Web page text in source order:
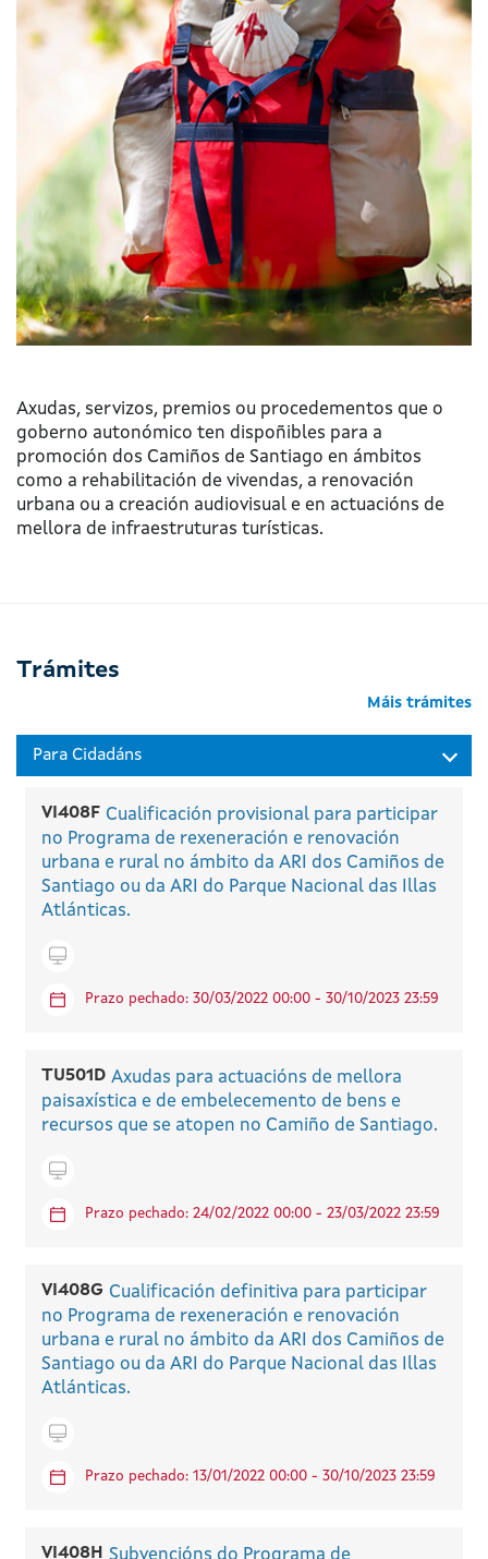
Axudas, servizos, premios ou procedementos que o
goberno autonómico ten dispoñibles para a
promoción dos Camiños de Santiago en ámbitos
como a rehabilitación de vivendas, a renovación
urbana ou a creación audiovisual e en actuacións de
mellora de infraestruturas turísticas.
Trámites
Máis trámites
VI408F Cualificación provisional para participar
no Programa de rexeneración e renovación
urbana e rural no ámbito da ARI dos Camiños de
Santiago ou da ARI do Parque Nacional das Illas
Atlánticas.
Tramitar en liña
Prazo pechado: 30/03/2022 00:00 - 30/10/2023 23:59
TU501D Axudas para actuacións de mellora
paisaxística e de embelecemento de bens e
recursos que se atopen no Camiño de Santiago.
Tramitar en liña
Prazo pechado: 24/02/2022 00:00 - 23/03/2022 23:59
VI408G Cualificación definitiva para participar
no Programa de rexeneración e renovación
urbana e rural no ámbito da ARI dos Camiños de
Santiago ou da ARI do Parque Nacional das Illas
Atlánticas.
Tramitar en liña
Prazo pechado: 13/01/2022 00:00 - 30/10/2023 23:59
VI408H Subvencións do Programa de